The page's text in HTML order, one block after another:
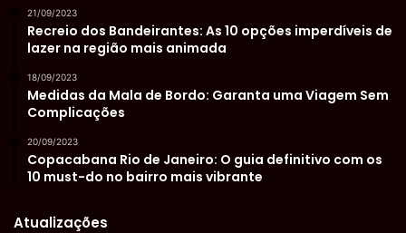
21/09/2023
Recreio dos Bandeirantes: As 10 opções imperdíveis de
lazer na região mais animada
18/09/2023
Medidas da Mala de Bordo: Garanta uma Viagem Sem
Complicações
20/09/2023
Copacabana Rio de Janeiro: O guia definitivo com os
10 must-do no bairro mais vibrante
Atualizações